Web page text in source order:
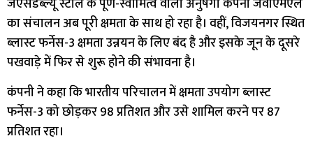
का संचालन अब पूरी क्षमता के साथ हो रहा है। वहीं, विजयनगर स्थित
ब्लास्ट फर्नेस-3 क्षमता उन्नयन के लिए बंद है और इसके जून के दूसरे
पखवाड़े में फिर से शुरू होने की संभावना है।
कंपनी ने कहा कि भारतीय परिचालन में क्षमता उपयोग ब्लास्ट
फर्नेस-3 को छोड़कर 98 प्रतिशत और उसे शामिल करने पर 87
प्रतिशत रहा।